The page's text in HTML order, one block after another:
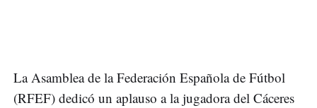
La Asamblea de la Federación Española de Fútbol
(RFEF) dedicó un aplauso a la jugadora del Cáceres